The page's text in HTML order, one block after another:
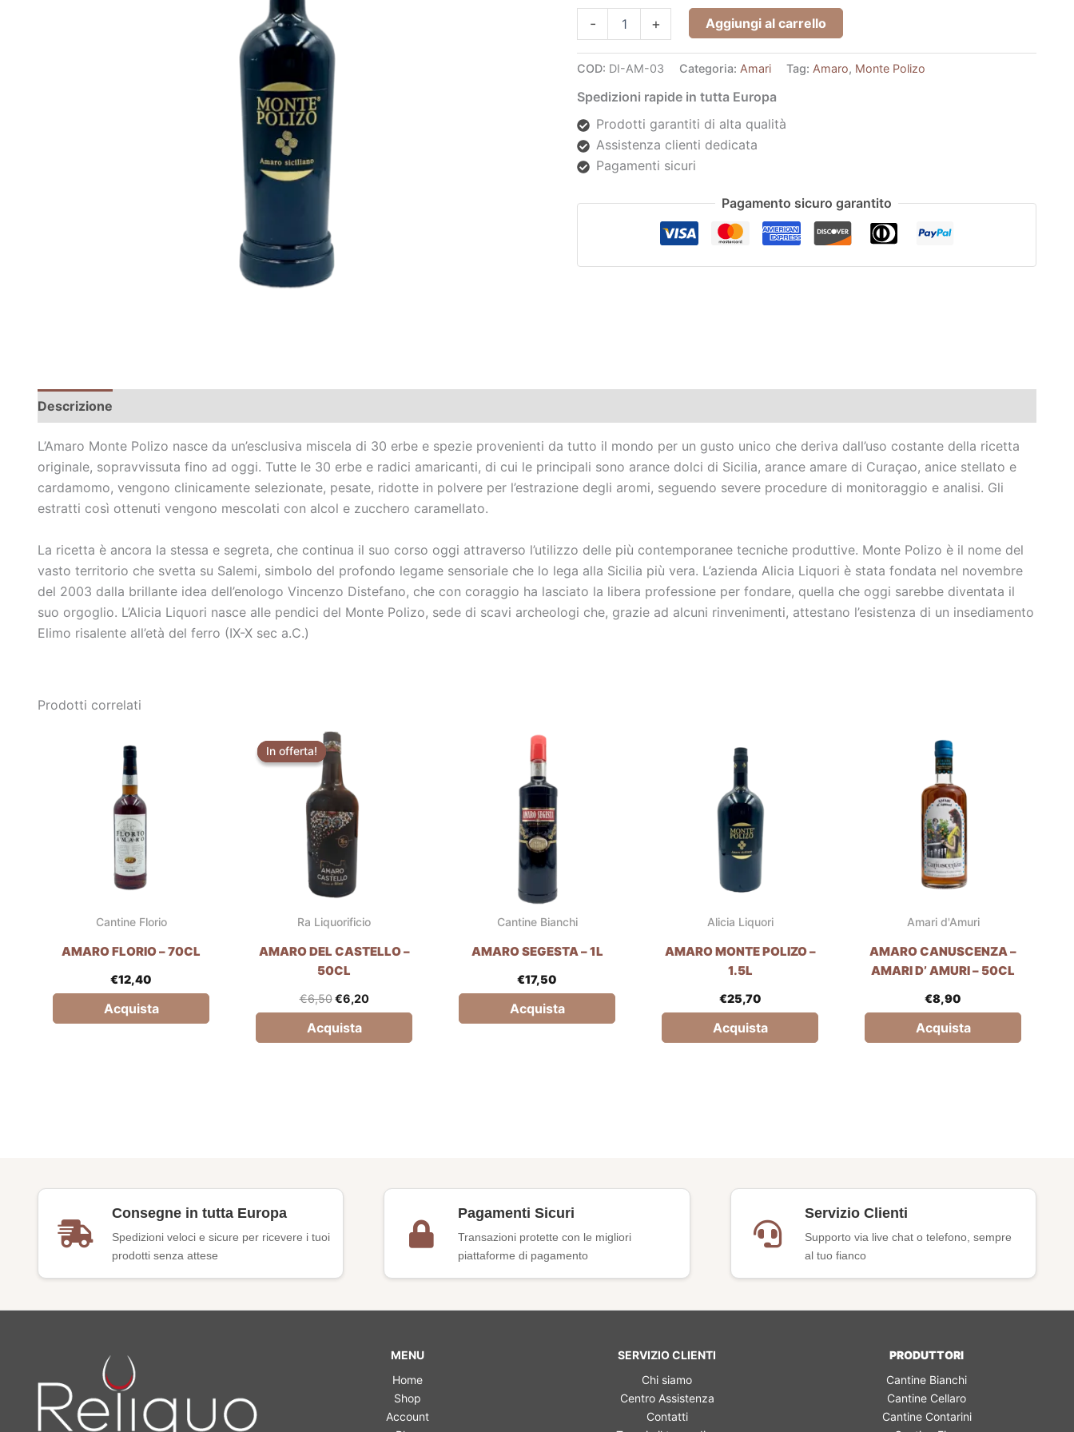
- + Aggiungi al carrello
COD: DI-AM-03 Categoria: Amari Tag: Amaro, Monte Polizo
Spedizioni rapide in tutta Europa
Prodotti garantiti di alta qualità
Assistenza clienti dedicata
Pagamenti sicuri
Pagamento sicuro garantito
Descrizione
L’Amaro Monte Polizo nasce da un’esclusiva miscela di 30 erbe e spezie provenienti da tutto il mondo per un gusto unico che deriva dall’uso costante della ricetta
originale, sopravvissuta fino ad oggi. Tutte le 30 erbe e radici amaricanti, di cui le principali sono arance dolci di Sicilia, arance amare di Curaçao, anice stellato e
cardamomo, vengono clinicamente selezionate, pesate, ridotte in polvere per l’estrazione degli aromi, seguendo severe procedure di monitoraggio e analisi. Gli
estratti così ottenuti vengono mescolati con alcol e zucchero caramellato.
La ricetta è ancora la stessa e segreta, che continua il suo corso oggi attraverso l’utilizzo delle più contemporanee tecniche produttive. Monte Polizo è il nome del
vasto territorio che svetta su Salemi, simbolo del profondo legame sensoriale che lo lega alla Sicilia più vera. L’azienda Alicia Liquori è stata fondata nel novembre
del 2003 dalla brillante idea dell’enologo Vincenzo Distefano, che con coraggio ha lasciato la libera professione per fondare, quella che oggi sarebbe diventata il
suo orgoglio. L’Alicia Liquori nasce alle pendici del Monte Polizo, sede di scavi archeologi che, grazie ad alcuni rinvenimenti, attestano l’esistenza di un insediamento
Elimo risalente all’età del ferro (IX-X sec a.C.)
Prodotti correlati
Cantine Florio
AMARO FLORIO – 70CL
€12,40
Acquista
In offerta!
Ra Liquorificio
In offerta!
AMARO DEL CASTELLO –
50CL
€6,50
Il
prezzo
originale
era:
€6,50.
€6,20
Acquista
Cantine Bianchi
AMARO SEGESTA – 1L
€17,50
Acquista
Alicia Liquori
AMARO MONTE POLIZO –
1.5L
€25,70
Acquista
Amari d'Amuri
AMARO CANUSCENZA –
AMARI D’ AMURI – 50CL
€8,90
Acquista
Consegne in tutta Europa
Spedizioni veloci e sicure per ricevere i tuoi
prodotti senza attese
Pagamenti Sicuri
Transazioni protette con le migliori
piattaforme di pagamento
Servizio Clienti
Supporto via live chat o telefono, sempre
al tuo fianco
MENU
Home
Shop
Account
SERVIZIO CLIENTI
Chi siamo
Centro Assistenza
Contatti
PRODUTTORI
Cantine Bianchi
Cantine Cellaro
Cantine Contarini